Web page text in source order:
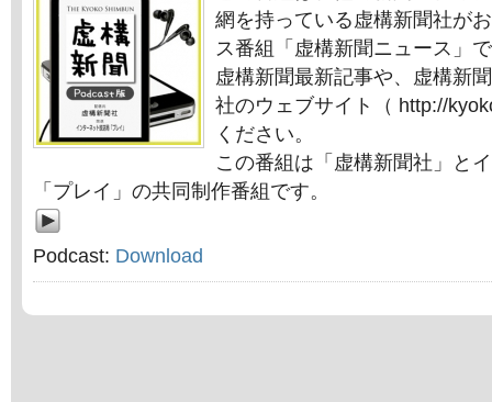
網を持っている虚構新聞社が
ス番組「虚構新聞ニュース」
虚構新聞最新記事や、虚構新
社のウェブサイト（ http://
ください。
この番組は「虚構新聞社」と
「プレイ」の共同制作番組です。
Podcast: Download